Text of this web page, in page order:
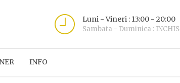
Luni - Vineri : 13:00 - 20:00
Sambata - Duminica : INCHIS
INFO